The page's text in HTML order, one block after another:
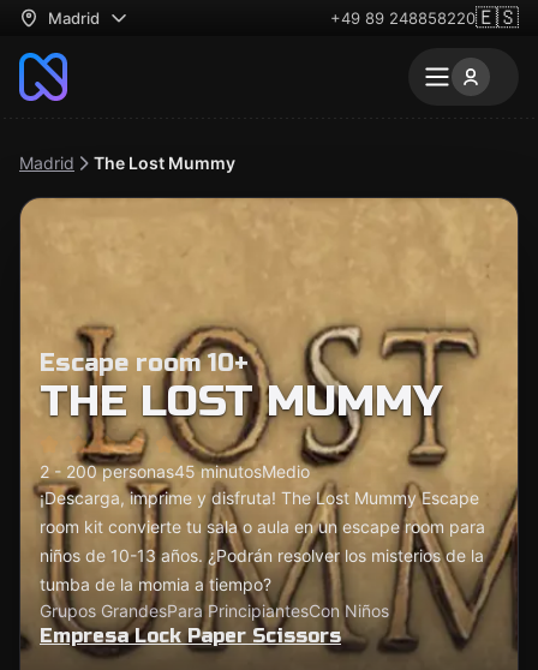
Madrid +49 89 248858220🇪🇸
Madrid The Lost Mummy
Escape room 10+
THE LOST MUMMY
2 - 200 personas45 minutosMedio
¡Descarga, imprime y disfruta! The Lost Mummy Escape
room kit convierte tu sala o aula en un escape room para
niños de 10-13 años. ¿Podrán resolver los misterios de la
tumba de la momia a tiempo?
Grupos GrandesPara PrincipiantesCon Niños
Empresa Lock Paper Scissors